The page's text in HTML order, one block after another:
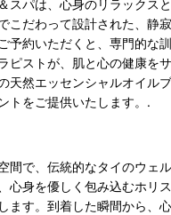
スパは、心身のリラックス
こだわって設計された、静
予約いただくと、専門的な
ピストが、肌と心の健康を
天然エッセンシャルオイル
トをご提供いたします。.
間で、伝統的なタイのウェ
心身を優しく包み込むホリ
ます。到着した瞬間から、